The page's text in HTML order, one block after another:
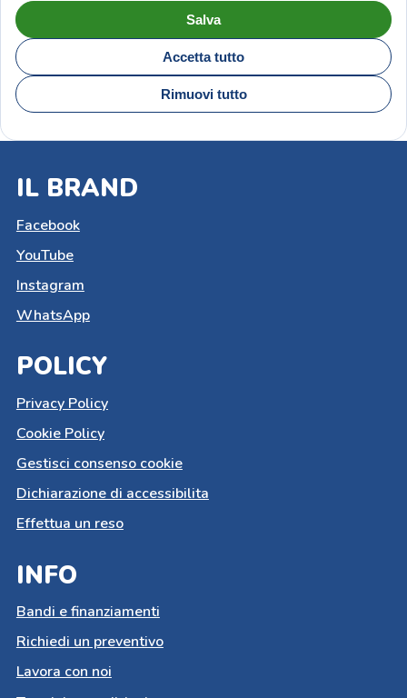
Salva
Accetta tutto
Rimuovi tutto
IL BRAND
Facebook
YouTube
Instagram
WhatsApp
POLICY
Privacy Policy
Cookie Policy
Gestisci consenso cookie
Dichiarazione di accessibilita
Effettua un reso
INFO
Bandi e finanziamenti
Richiedi un preventivo
Lavora con noi